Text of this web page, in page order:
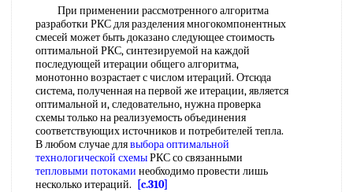
При применении рассмотренного алгоритма
разработки РКС для разделения многокомпонентных
смесей может быть доказано следующее стоимость
оптимальной РКС, синтезируемой на каждой
последующей итерации общего алгоритма,
монотонно возрастает с числом итераций. Отсюда
система, полученная на первой же итерации, является
оптимальной и, следовательно, нужна проверка
схемы только на реализуемость объединения
соответствующих источников и потребителей тепла.
В любом случае длявыбора оптимальной
технологической схемыРКС со связанными
тепловыми потоками необходимо провести лишь
несколько итераций.
[c.310]